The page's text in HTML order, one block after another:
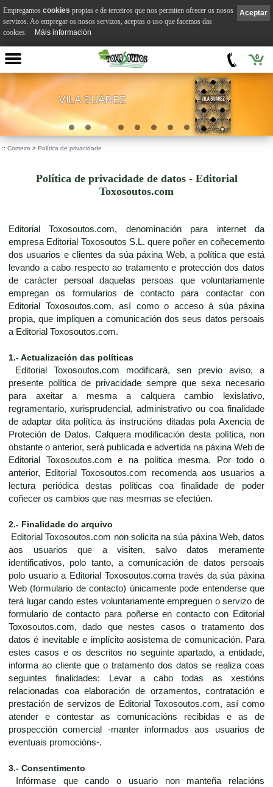
0
VILA SUÁREZ
:: Comezo > Política de privacidade
Política de privacidade de datos - Editorial
Toxosoutos.com
Editorial Toxosoutos.com, denominación para internet da
empresa Editorial Toxosoutos S.L. quere poñer en coñecemento
dos usuarios e clientes da súa páxina Web, a política que está
levando a cabo respecto ao tratamento e protección dos datos
de carácter persoal daquelas persoas que voluntariamente
empregan os formularios de contacto para contactar con
Editorial Toxosoutos.com, así como o acceso á súa páxina
propia, que impliquen a comunicación dos seus datos persoais
a Editorial Toxosoutos.com.
1.- Actualización das políticas
Editorial Toxosoutos.com modificará, sen previo aviso, a
presente política de privacidade sempre que sexa necesario
para axeitar a mesma a calquera cambio lexislativo,
regramentario, xurisprudencial, administrativo ou coa finalidade
de adaptar dita política ás instrucións ditadas pola Axencia de
Proteción de Datos. Calquera modificación desta política, non
obstante o anterior, será publicada e advertida na páxina Web de
Editorial Toxosoutos.com e na política mesma. Por todo o
anterior, Editorial Toxosoutos.com recomenda aos usuarios a
lectura periódica destas políticas coa finalidade de poder
coñecer os cambios que nas mesmas se efectúen.
2.- Finalidade do arquivo
Editorial Toxosoutos.com non solicita na súa páxina Web, datos
aos usuarios que a visiten, salvo datos meramente
identificativos, polo tanto, a comunicación de datos persoais
polo usuario a Editorial Toxosoutos.coma través da súa páxina
Web (formulario de contacto) únicamente pode entenderse que
terá lugar cando estes voluntariamente empreguen o servizo de
formulario de contacto para poñerse en contacto con Editorial
Toxosoutos.com, dado que nestes casos o tratamento dos
datos é inevitable e implícito aosistema de comunicación. Para
estes casos e os descritos no seguinte apartado, a entidade,
informa ao cliente que o tratamento dos datos se realiza coas
seguintes finalidades: Levar a cabo todas as xestións
relacionadas coa elaboración de orzamentos, contratación e
prestación de servizos de Editorial Toxosoutos.com, así como
atender e contestar as comunicacións recibidas e as de
prospección comercial -manter informados aos usuarios de
eventuais promocións-.
3.- Consentimento
Infórmase que cando o usuario non manteña relacións
Aceptar
Empregamos cookies propias e de terceiros que nos permiten ofrecer os nosos
servizos. Ao empregar os nosos servizos, aceptas o uso que facemos das
cookies.
Máis información